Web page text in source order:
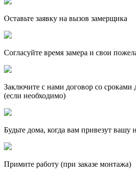
Оставьте заявку на вызов замерщика
Согласуйте время замера и свои
Заключите с нами договор со сроками
(если необходимо)
Будьте дома, когда вам привезут вашу
Примите работу (при заказе монтажа)